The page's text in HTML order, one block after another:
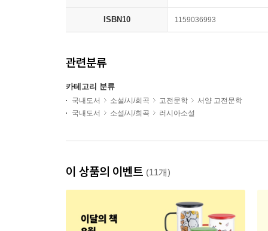
ISBN10 1159036993
관련분류
카테고리 분류
국내도서 소설/시/희곡 고전문학
서양 고전문학
국내도서
소설/시/희곡 러시아소설
이 상품의 이벤트 (11개)